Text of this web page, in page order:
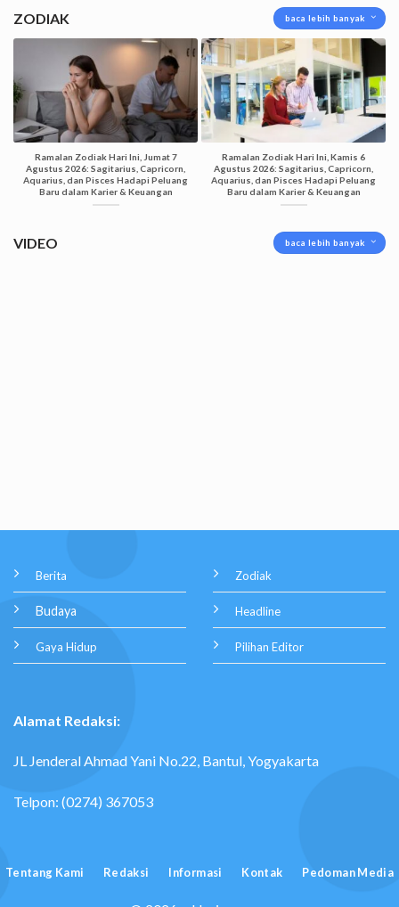
ZODIAK baca lebih banyak
Ramalan Zodiak Hari Ini, Jumat 7
Agustus 2026: Sagitarius, Capricorn,
Aquarius, dan Pisces Hadapi Peluang
Baru dalam Karier & Keuangan
Ramalan Zodiak Hari Ini, Kamis 6
Agustus 2026: Sagitarius, Capricorn,
Aquarius, dan Pisces Hadapi Peluang
Baru dalam Karier & Keuangan
VIDEO baca lebih banyak
Berita
Budaya
Gaya Hidup
Zodiak
Headline
Pilihan Editor
Alamat Redaksi:
JL Jenderal Ahmad Yani No.22, Bantul, Yogyakarta
Telpon: (0274) 367053
Tentang Kami Redaksi Informasi Kontak Pedoman Media